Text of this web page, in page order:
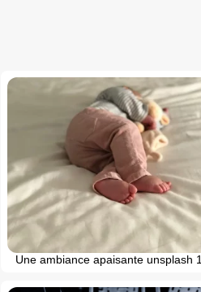
Une ambiance apaisante unsplash 1